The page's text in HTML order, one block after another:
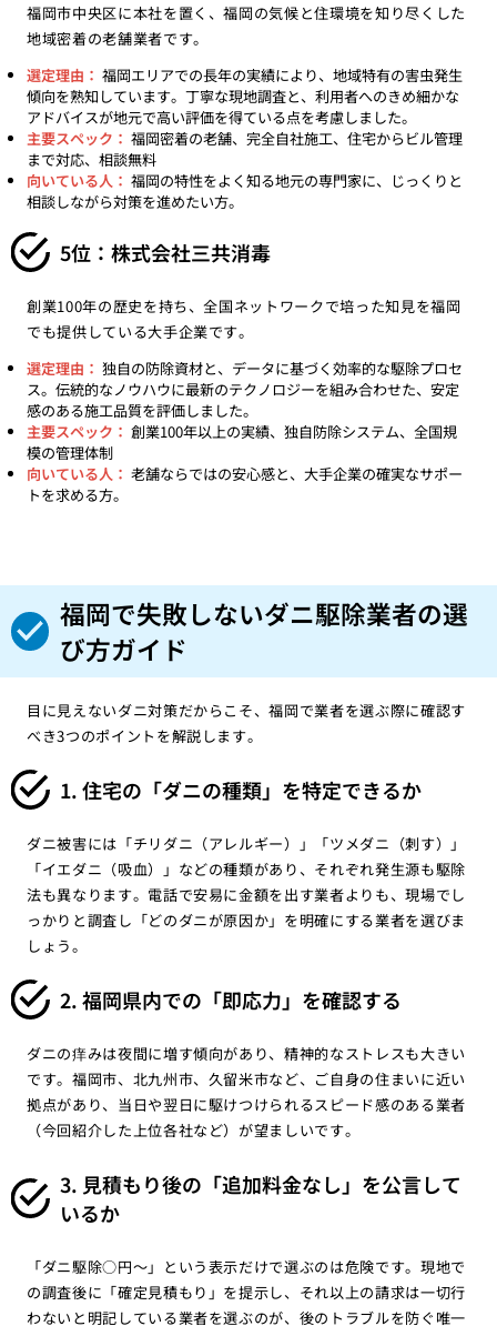
福岡市中央区に本社を置く、福岡の気候と住環境を知り尽くした
地域密着の老舗業者です。
選定理由： 福岡エリアでの長年の実績により、地域特有の害虫発生
傾向を熟知しています。丁寧な現地調査と、利用者へのきめ細かな
アドバイスが地元で高い評価を得ている点を考慮しました。
主要スペック： 福岡密着の老舗、完全自社施工、住宅からビル管理
まで対応、相談無料
向いている人： 福岡の特性をよく知る地元の専門家に、じっくりと
相談しながら対策を進めたい方。
5位：株式会社三共消毒
創業100年の歴史を持ち、全国ネットワークで培った知見を福岡
でも提供している大手企業です。
選定理由： 独自の防除資材と、データに基づく効率的な駆除プロセ
ス。伝統的なノウハウに最新のテクノロジーを組み合わせた、安定
感のある施工品質を評価しました。
主要スペック： 創業100年以上の実績、独自防除システム、全国規
模の管理体制
向いている人： 老舗ならではの安心感と、大手企業の確実なサポー
トを求める方。
福岡で失敗しないダニ駆除業者の選
び方ガイド
目に見えないダニ対策だからこそ、福岡で業者を選ぶ際に確認す
べき3つのポイントを解説します。
1. 住宅の「ダニの種類」を特定できるか
ダニ被害には「チリダニ（アレルギー）」「ツメダニ（刺す）」
「イエダニ（吸血）」などの種類があり、それぞれ発生源も駆除
法も異なります。電話で安易に金額を出す業者よりも、現場でし
っかりと調査し「どのダニが原因か」を明確にする業者を選びま
しょう。
2. 福岡県内での「即応力」を確認する
ダニの痒みは夜間に増す傾向があり、精神的なストレスも大きい
です。福岡市、北九州市、久留米市など、ご自身の住まいに近い
拠点があり、当日や翌日に駆けつけられるスピード感のある業者
（今回紹介した上位各社など）が望ましいです。
3. 見積もり後の「追加料金なし」を公言して
いるか
「ダニ駆除○円〜」という表示だけで選ぶのは危険です。現地で
の調査後に「確定見積もり」を提示し、それ以上の請求は一切行
わないと明記している業者を選ぶのが、後のトラブルを防ぐ唯一